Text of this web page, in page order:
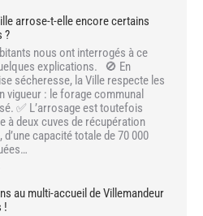
arrose-t-elle encore certains
?
nous ont interrogés à ce
explications. 🚫 En
sécheresse, la Ville respecte les
vigueur : le forage communal
✅ L’arrosage est toutefois
à deux cuves de récupération
d’une capacité totale de 70 000
au multi-accueil de Villemandeur
!